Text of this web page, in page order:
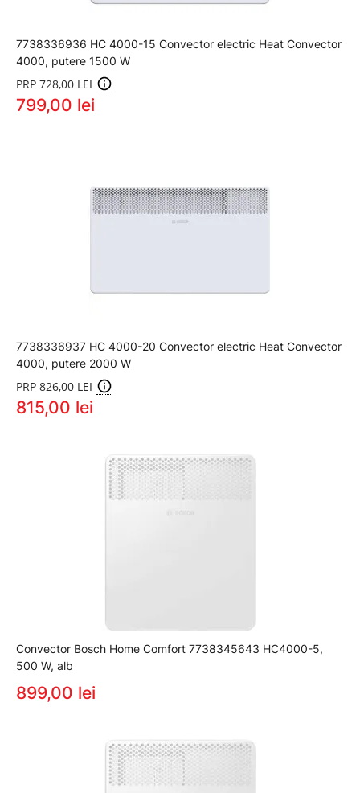
7738336936 HC 4000-15 Convector electric Heat Convector
4000, putere 1500 W
PRP 728,00 LEI
799,00 lei
7738336937 HC 4000-20 Convector electric Heat Convector
4000, putere 2000 W
PRP 826,00 LEI
815,00 lei
Convector Bosch Home Comfort 7738345643 HC4000-5,
500 W, alb
899,00 lei